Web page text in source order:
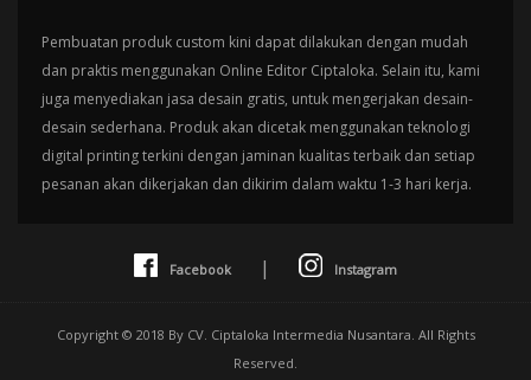
Pembuatan produk custom kini dapat dilakukan dengan mudah
dan praktis menggunakan Online Editor Ciptaloka. Selain itu, kami
juga menyediakan jasa desain gratis, untuk mengerjakan desain-
desain sederhana. Produk akan dicetak menggunakan teknologi
digital printing terkini dengan jaminan kualitas terbaik dan setiap
pesanan akan dikerjakan dan dikirim dalam waktu 1-3 hari kerja.
Facebook | Instagram
Copyright © 2018 By CV. Ciptaloka Intermedia Nusantara. All Rights
Reserved.